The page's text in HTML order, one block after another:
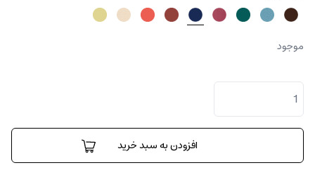
موجود
کیف
دستی
فنسی
بامبو
عدد
افزودن به سبد خرید